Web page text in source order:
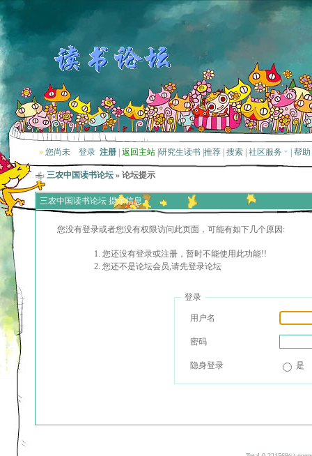
» 您尚未 登录 注册 返回主站 研究生读书 推荐 搜索 社区服务 帮助
三农中国读书论坛 » 论坛提示
三农中国读书论坛 提示信息
您没有登录或者您没有权限访问此页面，可能有如下几个原因:
您还没有登录或注册，暂时不能使用此功能!!
您还不是论坛会员,请先登录论坛
登录
用户名
密码
隐身登录 是